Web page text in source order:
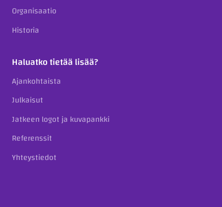
Organisaatio
Historia
Haluatko tietää lisää?
Ajankohtaista
Julkaisut
Jatkeen logot ja kuvapankki
Referenssit
Yhteystiedot